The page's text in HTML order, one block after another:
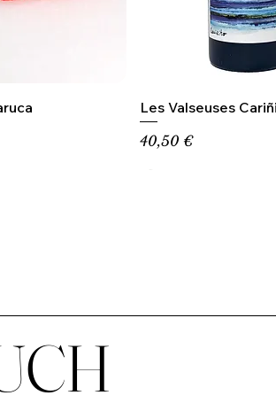
Les Valseuses
Precio
40,50 €